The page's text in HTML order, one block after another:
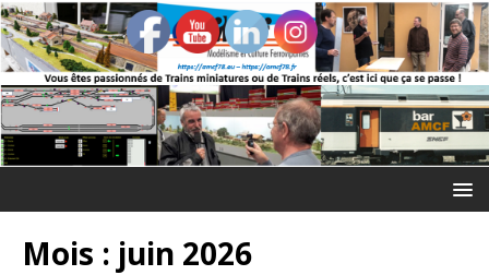
Mois : juin 2026